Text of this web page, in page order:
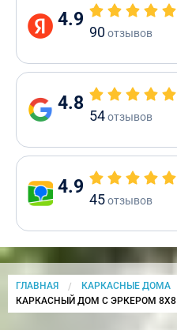
4.9
90отзывов
4.8
54отзывов
4.9
45отзывов
ГЛАВНАЯ
КАРКАСНЫЕ ДОМА
CURRENT:
КАРКАСНЫЙ ДОМ С ЭРКЕРОМ 8Х8